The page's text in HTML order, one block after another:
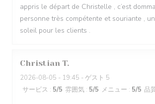
appris le départ de Christelle , c’est
personne très compétente et souriante ,
soleil pour les clients .
Christian T
2026-08-05 - 19:45 - ゲスト 5
サービス : 5/5 雰囲気 : 5/5 メニュー : 5/5 品